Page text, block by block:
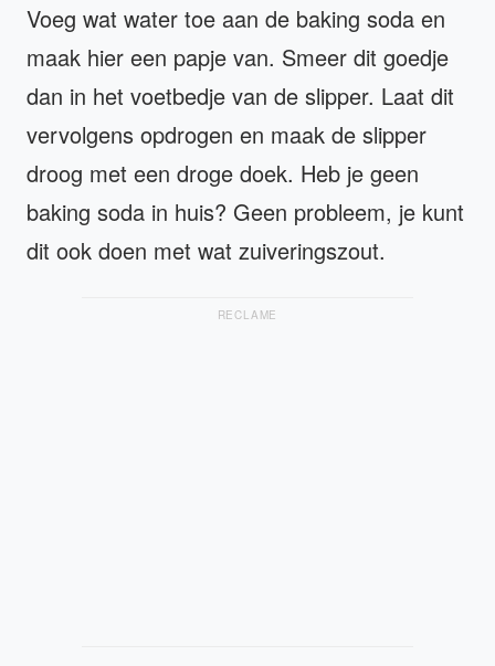
Voeg wat water toe aan de baking soda en
maak hier een papje van. Smeer dit goedje
dan in het voetbedje van de slipper. Laat dit
vervolgens opdrogen en maak de slipper
droog met een droge doek. Heb je geen
baking soda in huis? Geen probleem, je kunt
dit ook doen met wat zuiveringszout.
RECLAME